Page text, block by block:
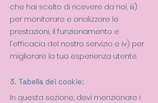
che hai scelto di ricevere da noi, iii)
per monitorare e analizzare le
prestazioni, il funzionamento e
l'efficacia del nostro servizio e iv) per
migliorare la tua esperienza utente.
3. Tabella dei cookie:
In questa sezione, devi menzionare i